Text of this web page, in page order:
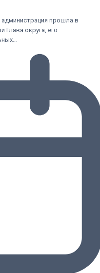
прошла в
Глава округа, его